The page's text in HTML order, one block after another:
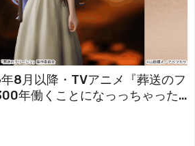
8月以降・TVアニメ『葬送のフ
年働くことになっっちゃった
化！